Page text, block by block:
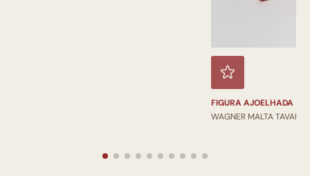
FIGURA AJOELHADA
WAGNER MALTA TAVARES